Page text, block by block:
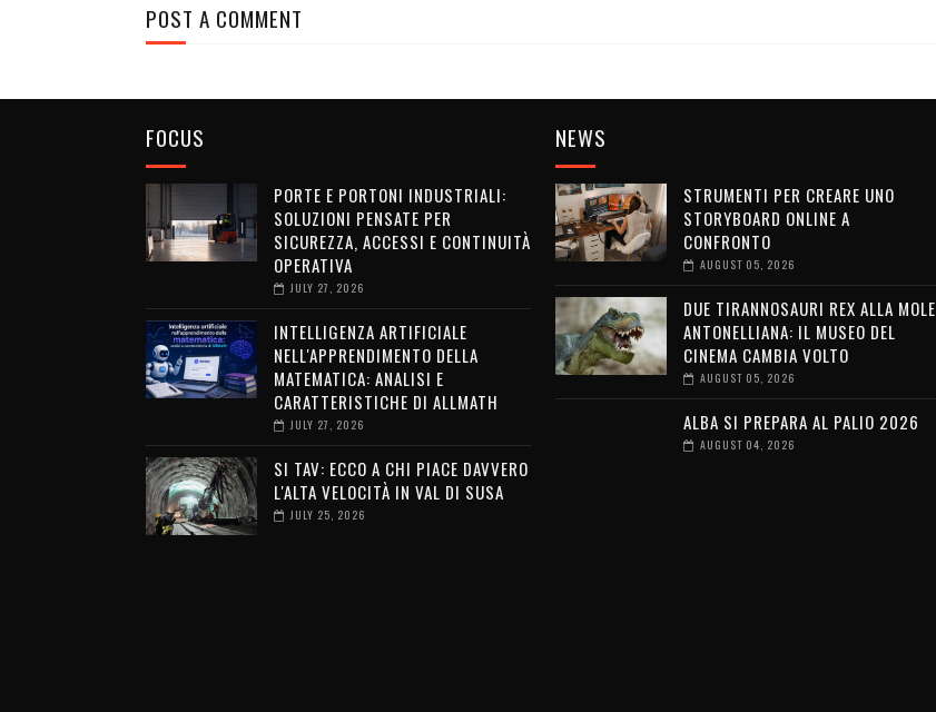
POST A COMMENT
FOCUS
PORTE E PORTONI INDUSTRIALI:
SOLUZIONI PENSATE PER
SICUREZZA, ACCESSI E CONTINUITÀ
OPERATIVA
JULY 27, 2026
INTELLIGENZA ARTIFICIALE
NELL'APPRENDIMENTO DELLA
MATEMATICA: ANALISI E
CARATTERISTICHE DI ALLMATH
JULY 27, 2026
SI TAV: ECCO A CHI PIACE DAVVERO
L'ALTA VELOCITÀ IN VAL DI SUSA
JULY 25, 2026
NEWS
STRUMENTI PER CREARE UNO
STORYBOARD ONLINE A
CONFRONTO
AUGUST 05, 2026
DUE TIRANNOSAURI REX ALLA MOLE
ANTONELLIANA: IL MUSEO DEL
CINEMA CAMBIA VOLTO
AUGUST 05, 2026
ALBA SI PREPARA AL PALIO 2026
AUGUST 04, 2026